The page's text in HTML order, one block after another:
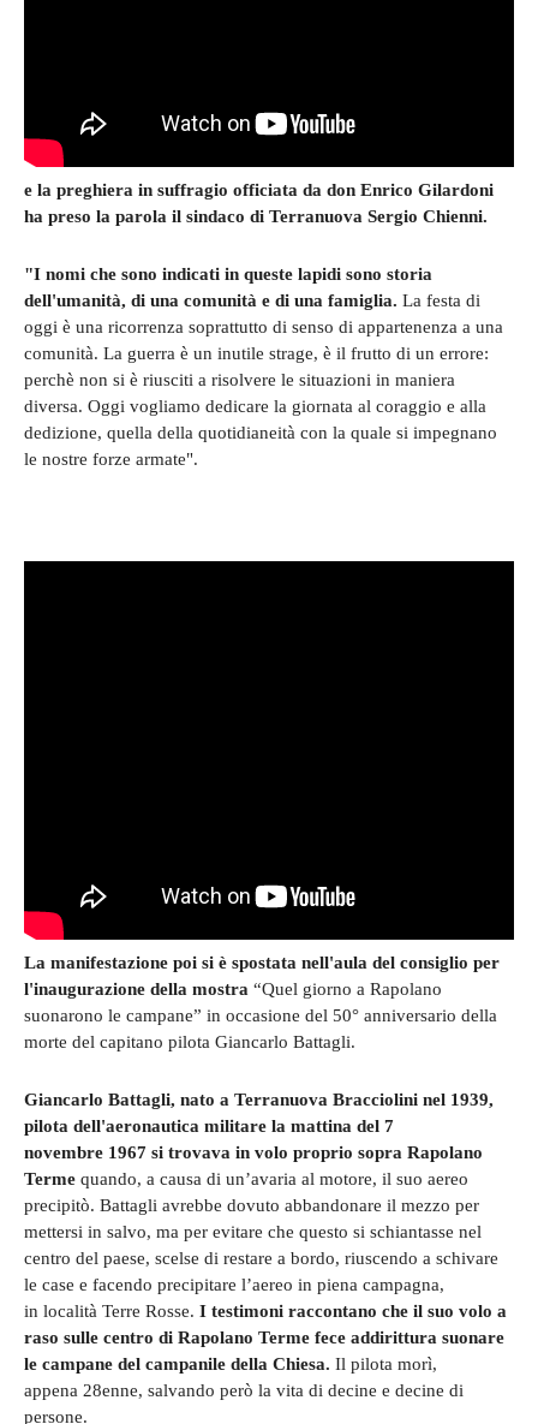
e la preghiera in suffragio officiata da don Enrico Gilardoni
ha preso la parola il sindaco di Terranuova Sergio Chienni.
"I nomi che sono indicati in queste lapidi sono storia
dell'umanità, di una comunità e di una famiglia. La festa di
oggi è una ricorrenza soprattutto di senso di appartenenza a una
comunità. La guerra è un inutile strage, è il frutto di un errore:
perchè non si è riusciti a risolvere le situazioni in maniera
diversa. Oggi vogliamo dedicare la giornata al coraggio e alla
dedizione, quella della quotidianeità con la quale si impegnano
le nostre forze armate".
La manifestazione poi si è spostata nell'aula del consiglio per
l'inaugurazione della mostra “Quel giorno a Rapolano
suonarono le campane” in occasione del 50° anniversario della
morte del capitano pilota Giancarlo Battagli.
Giancarlo Battagli, nato a Terranuova Bracciolini nel 1939,
pilota dell'aeronautica militare la mattina del 7
novembre 1967 si trovava in volo proprio sopra Rapolano
Terme quando, a causa di un’avaria al motore, il suo aereo
precipitò. Battagli avrebbe dovuto abbandonare il mezzo per
mettersi in salvo, ma per evitare che questo si schiantasse nel
centro del paese, scelse di restare a bordo, riuscendo a schivare
le case e facendo precipitare l’aereo in piena campagna,
in località Terre Rosse. I testimoni raccontano che il suo volo a
raso sulle centro di Rapolano Terme fece addirittura suonare
le campane del campanile della Chiesa. Il pilota morì,
appena 28enne, salvando però la vita di decine e decine di
persone.